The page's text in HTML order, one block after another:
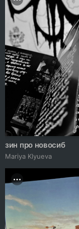
зин про новосиб
Mariya Klyueva